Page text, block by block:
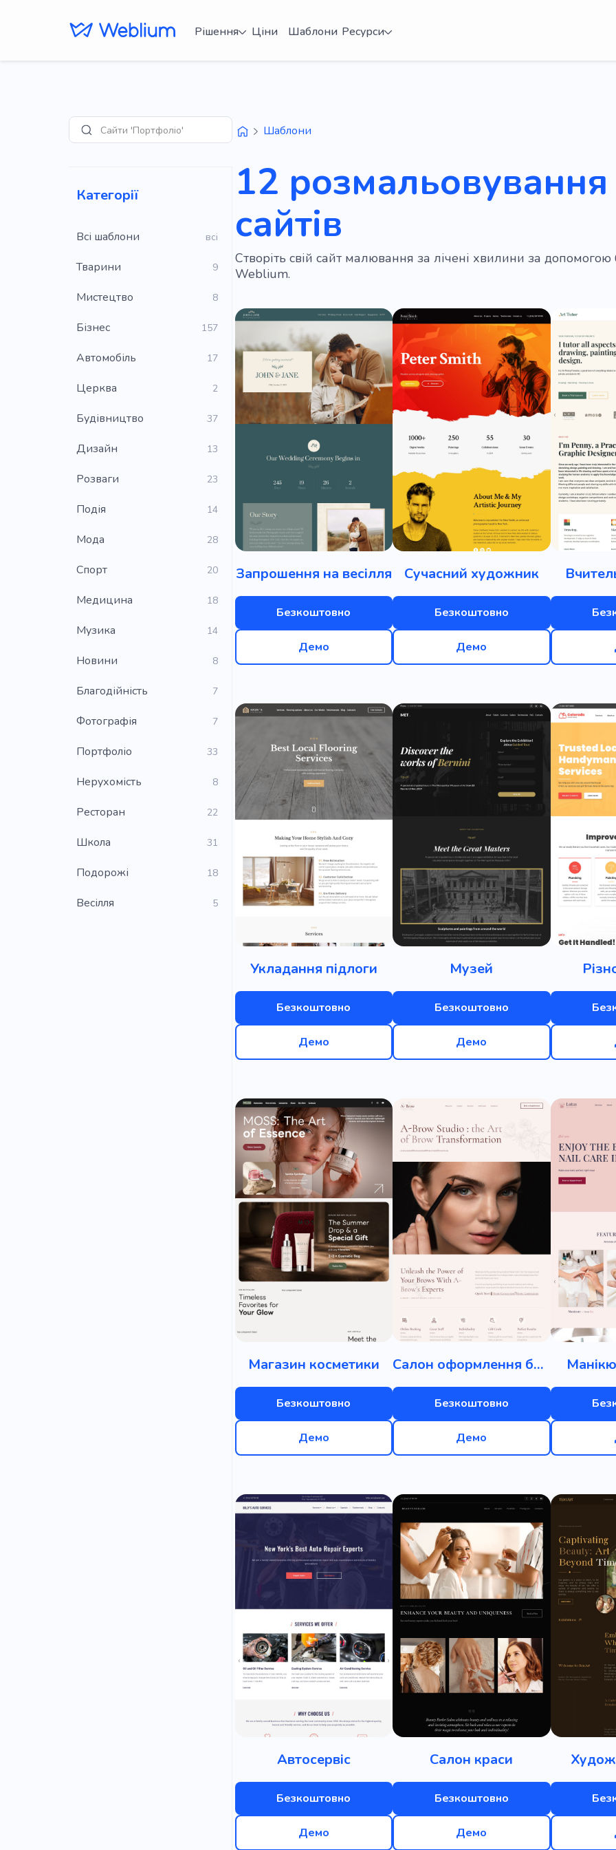
Рішення Ціни Шаблони Ресурси
ПошукСайти 'Портфоліо'
Категорії
Всі шаблони всі
Тварини 9
Мистецтво 8
Бізнес 157
Автомобіль 17
Церква 2
Будівництво 37
Дизайн 13
Розваги 23
Подія 14
Мода 28
Cпорт 20
Медицина 18
Музика 14
Новини 8
Благодійність 7
Фотографія 7
Портфоліо 33
Нерухомість 8
Ресторан 22
Школа 31
Подорожі 18
Весілля 5
Шаблони
12
сайтів
Створіть свій сайт малювання за лічені хвилини за
Weblium.
Запрошення на весілля
Безкоштовно
Демо
Сучасний художник
Безкоштовно
Демо
Укладання підлоги
Безкоштовно
Демо
Музей
Безкоштовно
Демо
Магазин косметики
Безкоштовно
Демо
Салон оформлення брів
Безкоштовно
Демо
Автосервіс
Безкоштовно
Демо
Салон краси
Безкоштовно
Демо